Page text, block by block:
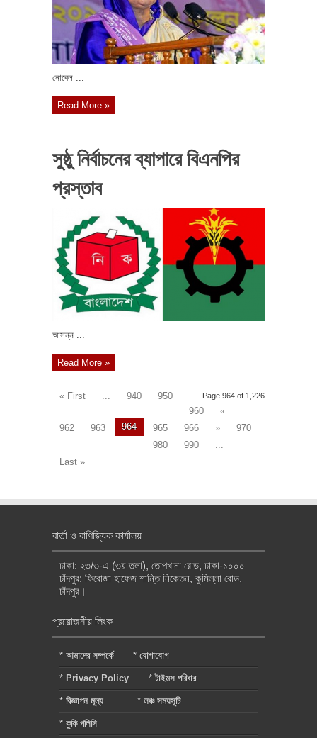
নোবেল ...
Read More »
সুষ্ঠু নির্বাচনের ব্যাপারে বিএনপির
প্রস্তাব
আসন্ন ...
Read More »
Page 964 of 1,226
« First 940
950
960
«
962
963 964 965 966 »
970
980
990
Last »
বার্তা ও বাণিজ্যিক কার্যালয়
ঢাকা: ২৩/৩-এ (৩য় তলা), তোপখানা রোড, ঢাকা-১০০০
চাঁদপুর: ফিরোজা হাফেজ শান্তি নিকেতন, কুমিল্লা রোড,
চাঁদপুর।
প্রয়োজনীয় লিংক
* আমাদের সম্পর্কে * যোগাযোগ
* Privacy Policy *টাইমস পরিবার
* বিজ্ঞাপন মূল্য * লঞ্চ সময়সূচি
* কুকি পলিসি